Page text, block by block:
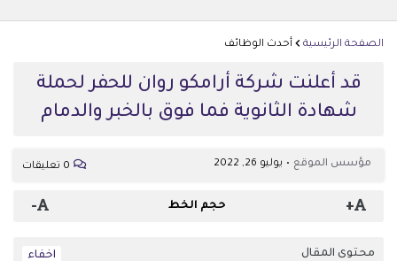
الصفحة الرئيسية أحدث الوظائف
قد أعلنت شركة أرامكو روان للحفر لحملة
شهادة الثانوية فما فوق بالخبر والدمام
مؤسس الموقع يوليو 26, 2022 0 تعليقات
+ حجم الخط -
محتوى المقال